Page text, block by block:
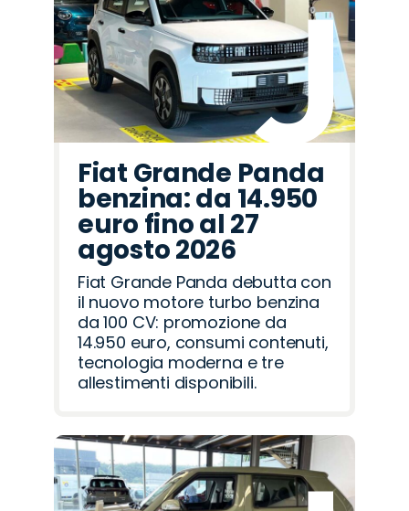
Fiat Grande Panda
benzina: da 14.950
euro fino al 27
agosto 2026
Fiat Grande Panda debutta con
il nuovo motore turbo benzina
da 100 CV: promozione da
14.950 euro, consumi contenuti,
tecnologia moderna e tre
allestimenti disponibili.